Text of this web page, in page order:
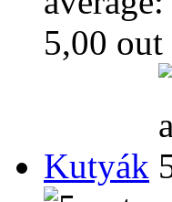
Kutyák